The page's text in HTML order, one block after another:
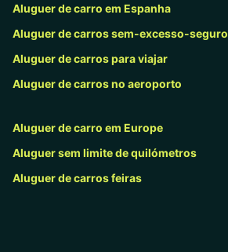
Aluguer de carro em Espanha
Aluguer de carros sem-excesso-seguro
Aluguer de carros para viajar
Aluguer de carros no aeroporto
Aluguer de carro em Europe
Aluguer sem limite de quilómetros
Aluguer de carros feiras